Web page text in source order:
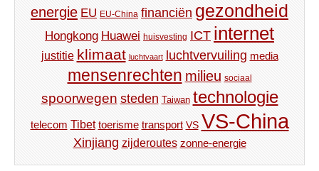
energie EU EU-China financiën gezondheid
Hongkong Huawei huisvesting ICT internet
justitie klimaat luchtvaart luchtvervuiling media
mensenrechten milieu sociaal
spoorwegen steden Taiwan technologie
telecom Tibet toerisme transport VS VS-China
Xinjiang zijderoutes zonne-energie